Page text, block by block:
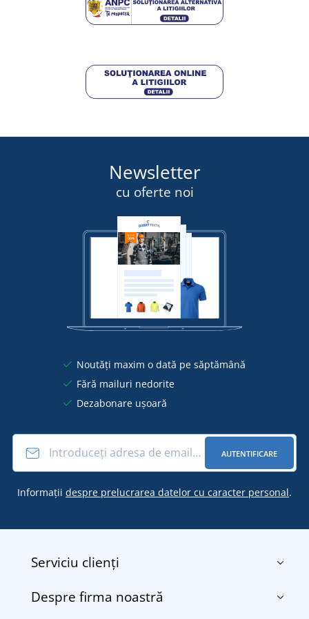
17,50 lei
Newsletter
cu oferte noi
Noutăți maxim o dată pe săptămână
Fără mailuri nedorite
Dezabonare ușoară
AUTENTIFICARE
Informații despre prelucrarea datelor cu caracter personal.
Serviciu clienți
Contact
Despre firma noastră